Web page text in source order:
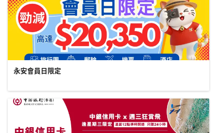
永安會員日限定